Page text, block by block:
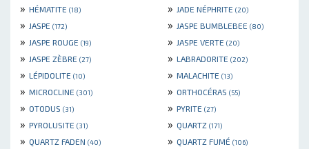
» HÉMATITE (18) » JADE NÉPHRITE (20)
» JASPE (172) » JASPE BUMBLEBEE (80)
» JASPE ROUGE (19) » JASPE VERTE (20)
» JASPE ZÈBRE (27) » LABRADORITE (202)
» LÉPIDOLITE (10) » MALACHITE (13)
» MICROCLINE (301) » ORTHOCÉRAS (55)
» OTODUS (31) » PYRITE (27)
» PYROLUSITE (31) » QUARTZ (171)
» QUARTZ FADEN (40) » QUARTZ FUMÉ (106)